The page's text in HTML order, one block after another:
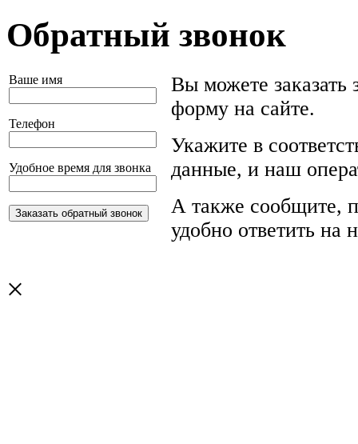
Обратный звонок
Ваше имя
Телефон
Удобное время для звонка
Вы можете заказать
форму на сайте.
Укажите в
данные, и наш
А также сообщите,
удобно ответить на
×